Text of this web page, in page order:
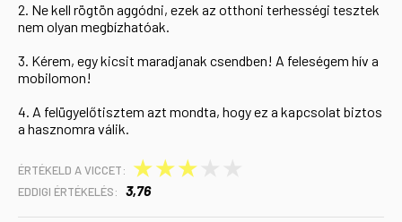
2. Ne kell rögtön aggódni, ezek az otthoni terhességi tesztek
nem olyan megbízhatóak.
3. Kérem, egy kicsit maradjanak csendben! A feleségem hív a
mobilomon!
4. A felügyelőtisztem azt mondta, hogy ez a kapcsolat biztos
a hasznomra válik.
ÉRTÉKELD A VICCET: ★
★
★
EDDIGI ÉRTÉKELÉS: 3,76